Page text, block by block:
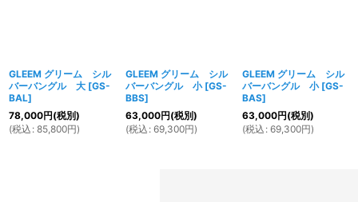
GLEEM グリーム シル
バーバングル 大 [GS-
BAL]
78,000円(税別)
(税込 : 85,800円)
GLEEM グリーム シル
バーバングル 小 [GS-
BBS]
63,000円(税別)
(税込 : 69,300円)
GLEEM グリーム シル
バーバングル 小 [GS-
BAS]
63,000円(税別)
(税込 : 69,300円)